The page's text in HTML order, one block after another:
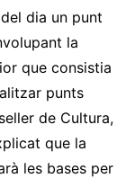
dia un punt
la
que consistia
punts
de Cultura,
que la
les bases per